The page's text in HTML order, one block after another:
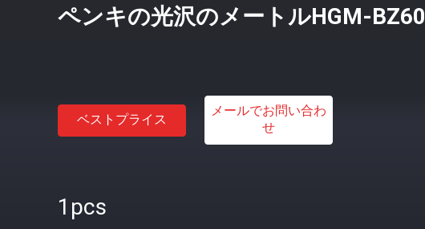
ペンキの光沢のメートルHGM-BZ60
ベストプライス
メールでお問い合わ
せ
1pcs